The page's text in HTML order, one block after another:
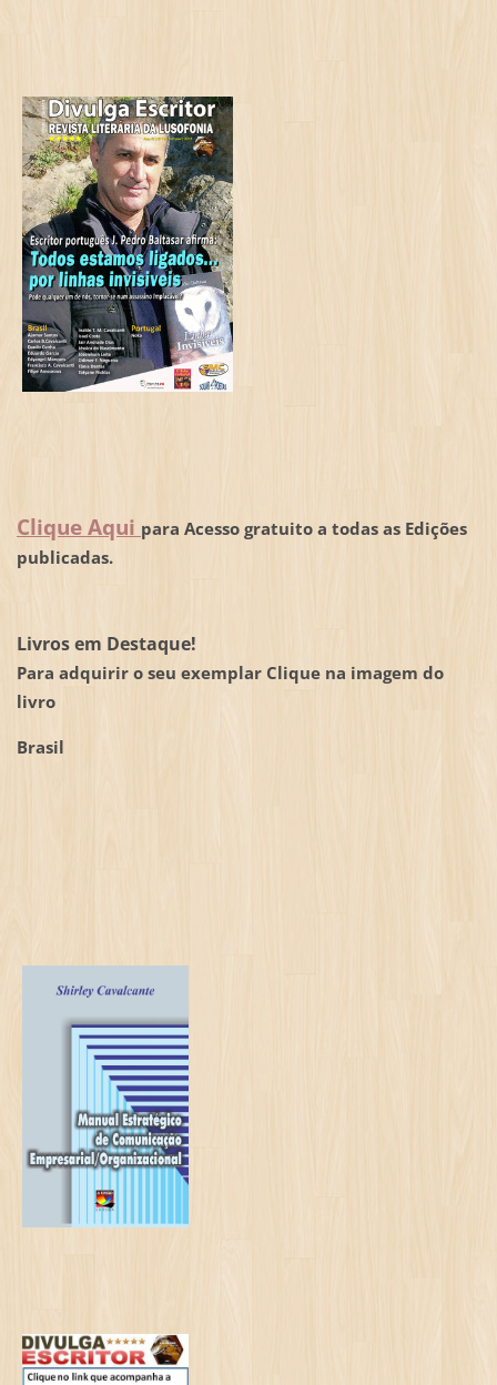
Clique Aqui para Acesso gratuito a todas as Edições
publicadas.
Livros em Destaque!
Para adquirir o seu exemplar Clique na imagem do
livro
Brasil